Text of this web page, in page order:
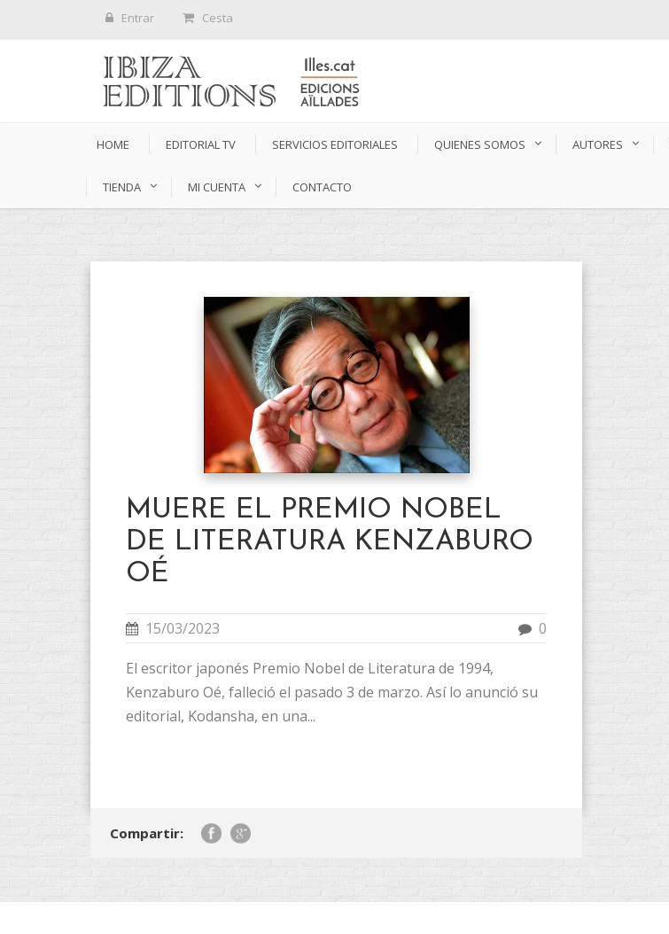
Entrar Cesta
HOME EDITORIAL TV SERVICIOS EDITORIALES QUIENES SOMOS AUTORES
TIENDA MI CUENTA CONTACTO
MUERE EL PREMIO NOBEL
DE LITERATURA KENZABURO
OÉ
15/03/2023 0
El escritor japonés Premio Nobel de Literatura de 1994,
Kenzaburo Oé, falleció el pasado 3 de marzo. Así lo anunció su
editorial, Kodansha, en una...
Compartir: